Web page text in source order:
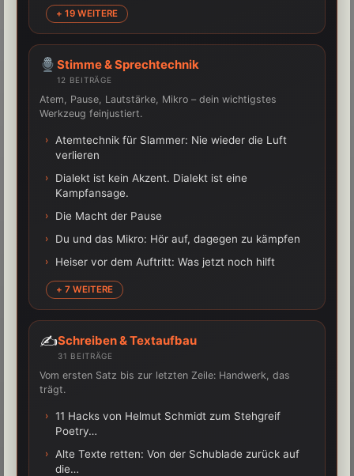
+ 19 WEITERE
Stimme & Sprechtechnik
12 BEITRÄGE
Atem, Pause, Lautstärke, Mikro – dein wichtigstes
Werkzeug feinjustiert.
›
Atemtechnik für Slammer: Nie wieder die Luft
verlieren
›
Dialekt ist kein Akzent. Dialekt ist eine
Kampfansage.
› Die Macht der Pause
› Du und das Mikro: Hör auf, dagegen zu kämpfen
› Heiser vor dem Auftritt: Was jetzt noch hilft
+ 7 WEITERE
✍️Schreiben & Textaufbau
31 BEITRÄGE
Vom ersten Satz bis zur letzten Zeile: Handwerk, das
trägt.
› 11 Hacks von Helmut Schmidt zum Stehgreif
Poetry…
›
Alte Texte retten: Von der Schublade zurück auf
die…